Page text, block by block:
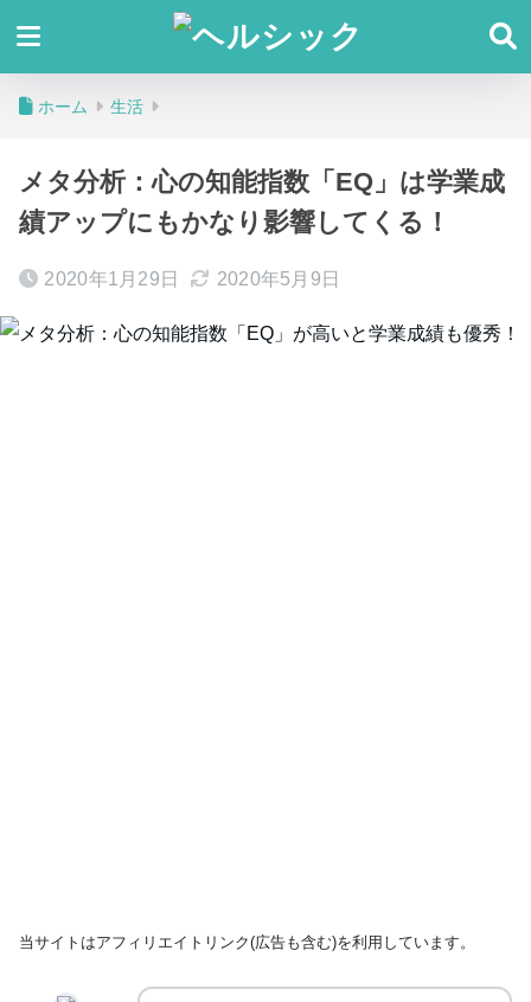
ホーム 生活
メタ分析：心の知能指数「EQ」は学業成
績アップにもかなり影響してくる！
2020年1月29日 2020年5月9日
当サイトはアフィリエイトリンク(広告も含む)を利用しています。